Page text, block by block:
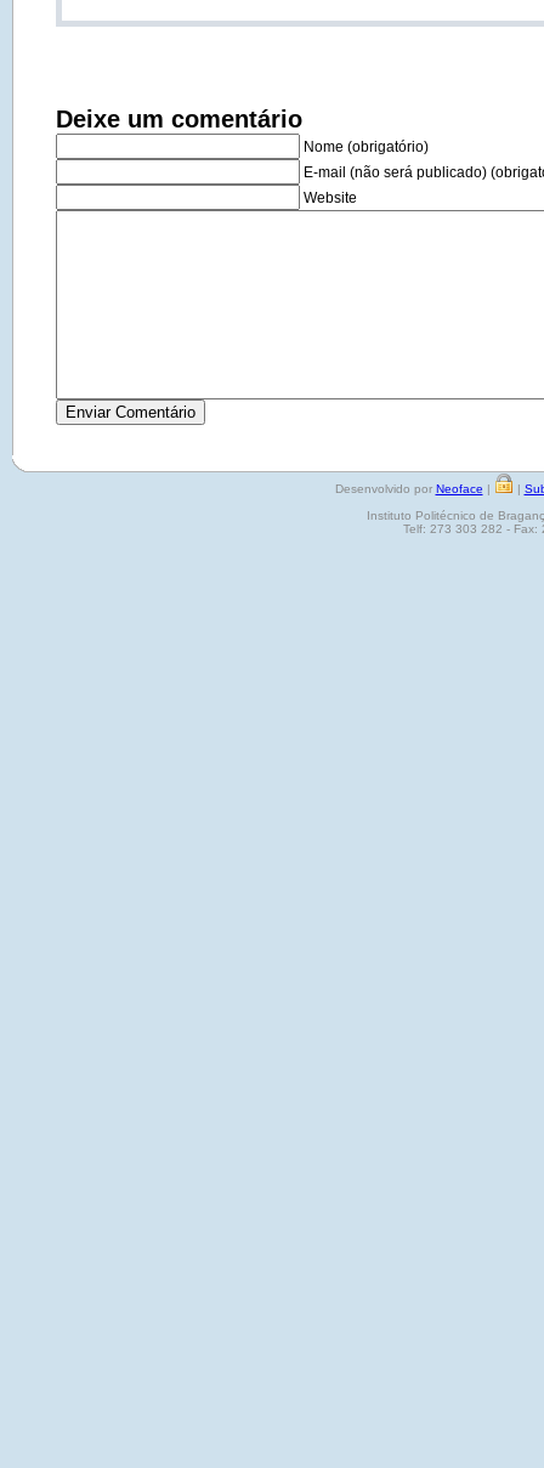
Deixe um comentário
Nome (obrigatório)
E-mail (não será publicado)
Website
Desenvolvido por Neoface | |
Instituto Politécnico de
Telf: 273 303 282 - Fax: